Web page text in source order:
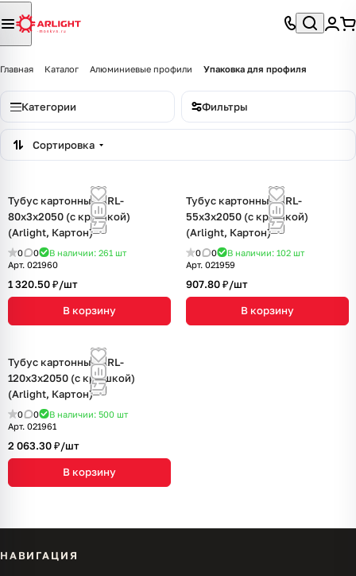
Главная Каталог Алюминиевые профили Упаковка для профиля
Категории Фильтры
Сортировка
Тубус картонный ARL-
80х3х2050 (с крышкой)
(Arlight, Картон)
0 0 В наличии: 261 шт
Арт. 021960
1 320.50 ₽/шт
В корзину
Тубус картонный ARL-
55х3х2050 (с крышкой)
(Arlight, Картон)
0 0 В наличии: 102 шт
Арт. 021959
907.80 ₽/шт
В корзину
Тубус картонный ARL-
120х3х2050 (с крышкой)
(Arlight, Картон)
0 0 В наличии: 500 шт
Арт. 021961
2 063.30 ₽/шт
В корзину
НАВИГАЦИЯ